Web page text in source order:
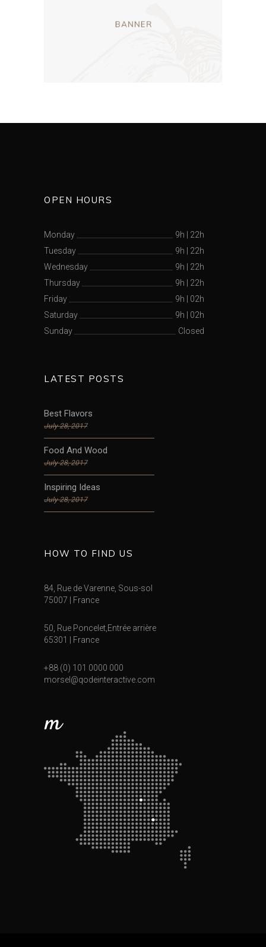
OPEN HOURS
Monday 9h
22h
Tuesday
9h
22h
Wednesday
9h
22h
Thursday
9h
22h
Friday
9h
02h
Saturday
9h
02h
Sunday
Closed
LATEST POSTS
Best Flavors
July 28, 2017
Food And Wood
July 28, 2017
Inspiring Ideas
July 28, 2017
HOW TO FIND US
84, Rue de Varenne, Sous-sol
75007 | France
50, Rue Poncelet,Entrée arrière
65301 | France
+88 (0) 101 0000 000
morsel@qodeinteractive.com